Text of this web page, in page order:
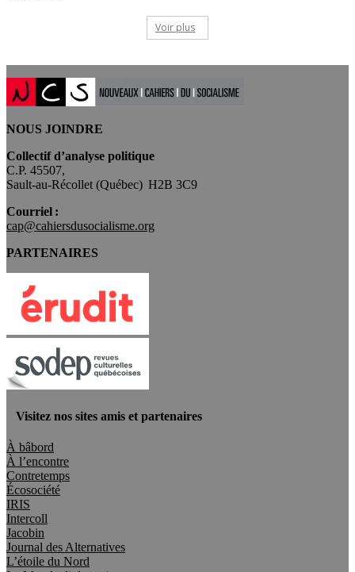
Voir plus
NOUS JOINDRE
Collectif d’analyse politique
C.P. 45507,
Sault-au-Récollet (Québec) H2B 3C9
Courriel :
cap@cahiersdusocialisme.org
PARTENAIRES
Visitez nos sites amis et partenaires
À bâbord
À l’encontre
Contretemps
Écosociété
IRIS
Intercoll
Jacobin
Journal des Alternatives
L’étoile du Nord